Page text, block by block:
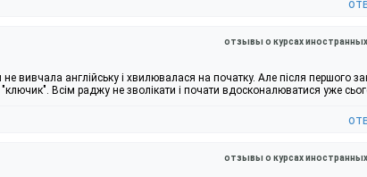
отзывы о курсах
вивчала англійську і хвилювалася на початку. Але після першого
Всім раджу не зволікати і почати вдосконалюватися уже
отзывы о курсах